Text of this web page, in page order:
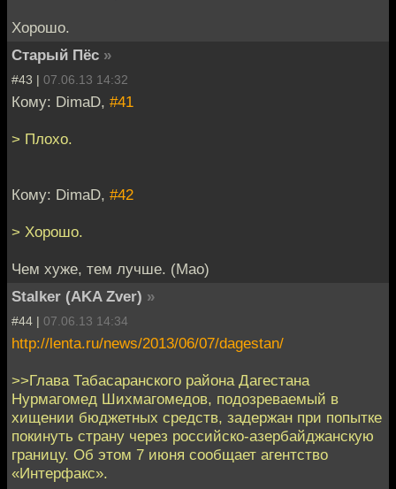
Хорошо.
Старый Пёс »
#43 | 07.06.13 14:32
Кому: DimaD, #41
> Плохо.
Кому: DimaD, #42
> Хорошо.
Чем хуже, тем лучше. (Мао)
Stalker (AKA Zver) »
#44 | 07.06.13 14:34
http://lenta.ru/news/2013/06/07/dagestan/
>>Глава Табасаранского района Дагестана
Нурмагомед Шихмагомедов, подозреваемый в
хищении бюджетных средств, задержан при попытке
покинуть страну через российско-азербайджанскую
границу. Об этом 7 июня сообщает агентство
«Интерфакс».